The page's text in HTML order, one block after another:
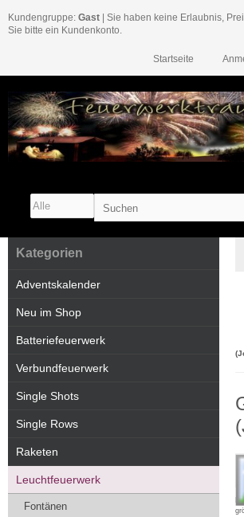
Kundengruppe: Gast | Sie haben keine Erlaubnis,
Sie bitte ein Kundenkonto.
Startseite
Kategorien
Adventskalender
Neu im Shop
Batteriefeuerwerk
Verbundfeuerwerk
Single Shots
Single Rows
Raketen
Leuchtfeuerwerk
Fontänen